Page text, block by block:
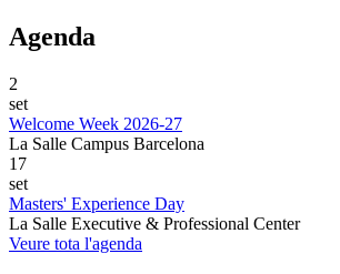
Agenda
2
set
Welcome Week 2026-27
La Salle Campus Barcelona
17
set
Masters' Experience Day
La Salle Executive & Professional Center
Veure tota l'agenda